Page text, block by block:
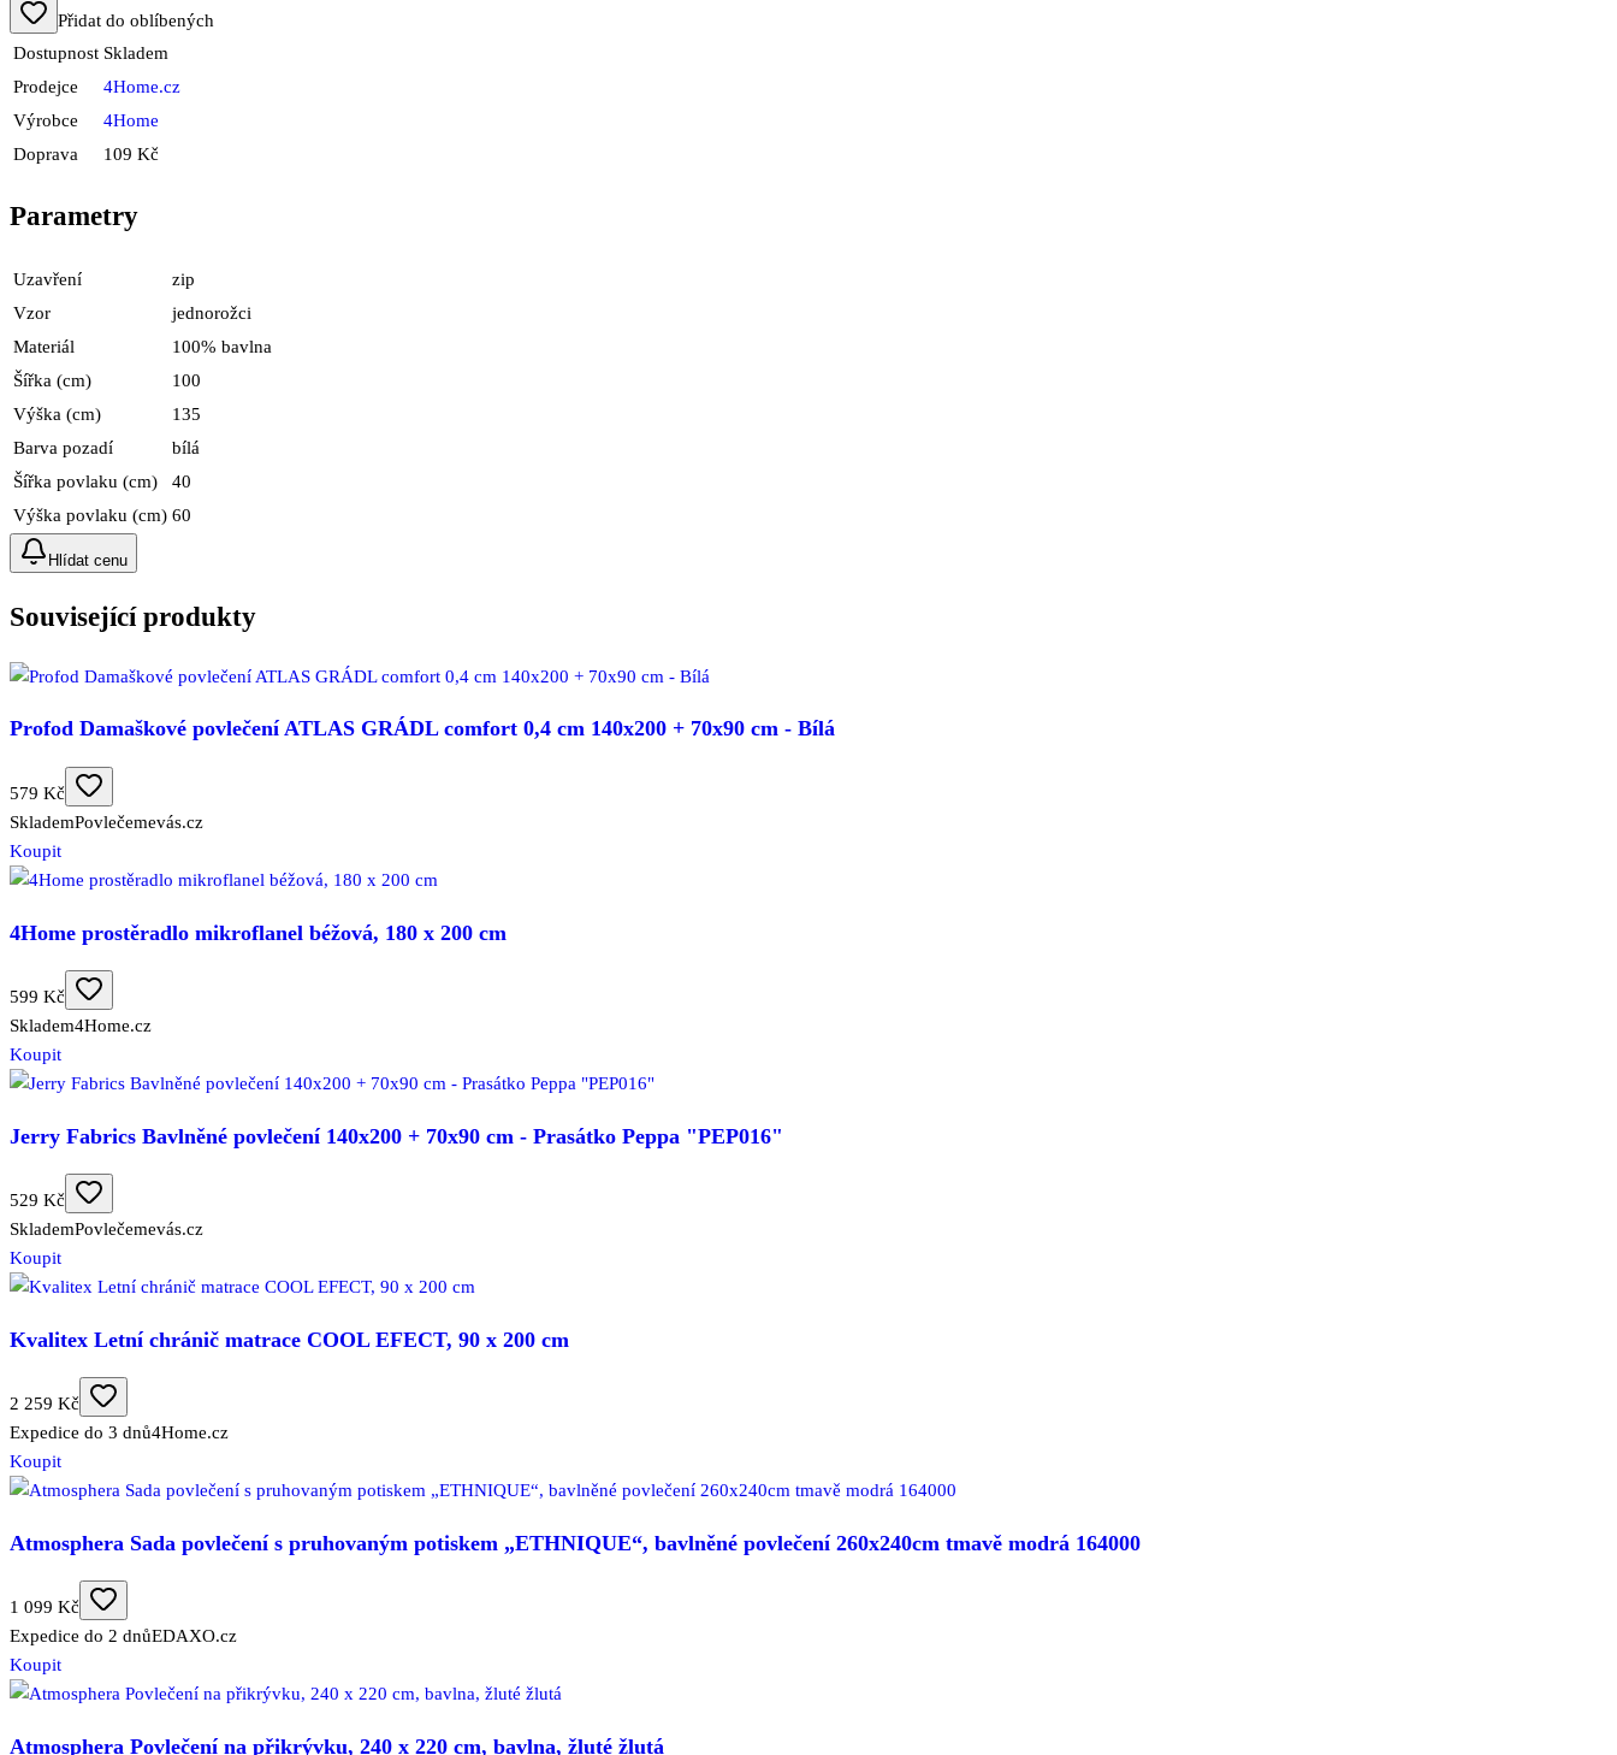
Přidat do oblíbených
Dostupnost Skladem
Prodejce
4Home.cz
Výrobce
4Home
Doprava
109 Kč
Parametry
Uzavření
zip
Vzor
jednorožci
Materiál
100% bavlna
Šířka (cm)
100
Výška (cm)
135
Barva pozadí
bílá
Šířka povlaku (cm)
40
Výška povlaku (cm) 60
Hlídat cenu
Související produkty
Profod Damaškové povlečení ATLAS GRÁDL comfort 0,4 cm 140x200 + 70x90 cm - Bílá
579 Kč
SklademPovlečemevás.cz
Koupit
4Home prostěradlo mikroflanel béžová, 180 x 200 cm
599 Kč
Skladem4Home.cz
Koupit
Jerry Fabrics Bavlněné povlečení 140x200 + 70x90 cm - Prasátko Peppa "PEP016"
529 Kč
SklademPovlečemevás.cz
Koupit
Kvalitex Letní chránič matrace COOL EFECT, 90 x 200 cm
2 259 Kč
Expedice do 3 dnů4Home.cz
Koupit
Atmosphera Sada povlečení s pruhovaným potiskem „ETHNIQUE“, bavlněné povlečení 260x240cm tmavě modrá 164000
1 099 Kč
Expedice do 2 dnůEDAXO.cz
Koupit
Atmosphera Povlečení na přikrývku, 240 x 220 cm, bavlna, žluté žlutá